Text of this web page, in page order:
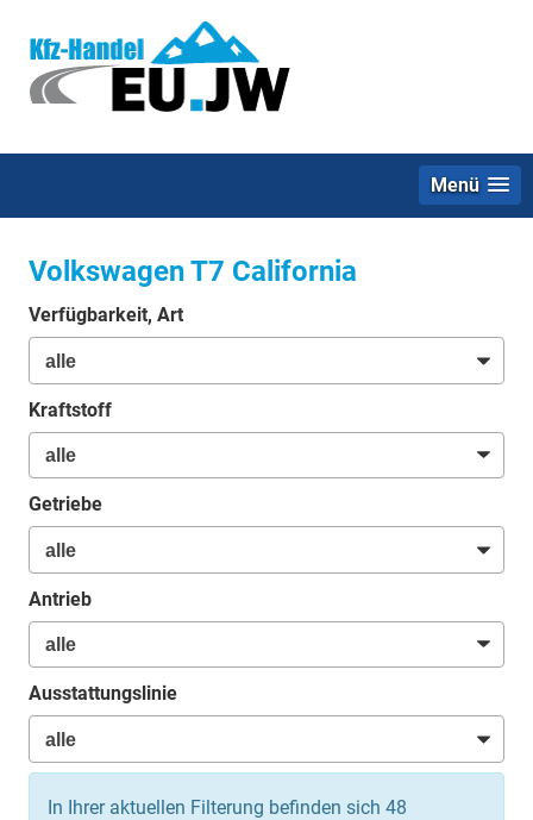
Menü
Volkswagen T7 California
Verfügbarkeit, Art
Kraftstoff
Getriebe
Antrieb
Ausstattungslinie
In Ihrer aktuellen Filterung befinden sich 48